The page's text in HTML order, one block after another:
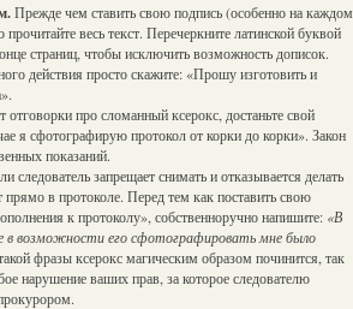
Прежде чем ставить свою подпись (особенно на каждом
прочитайте весь текст. Перечеркните латинской буквой
страниц, чтобы исключить возможность дописок.
действия просто скажите: «Прошу изготовить и
отговорки про сломанный ксерокс, достаньте свой
я сфотографирую протокол от корки до корки». Закон
показаний.
следователь запрещает снимать и отказывается делать
в протоколе. Перед тем как поставить свою
к протоколу», собственноручно напишите: «В
в возможности его сфотографировать мне было
фразы ксерокс магическим образом починится, так
нарушение ваших прав, за которое следователю